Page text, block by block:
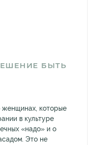
БЫТЬ
которые
в культуре
«надо» и о
Это не